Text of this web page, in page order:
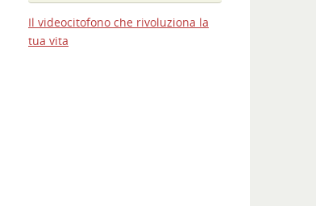
Il videocitofono che rivoluziona la
tua vita